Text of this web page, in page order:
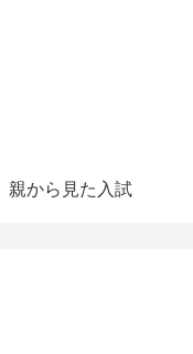
親から見た入試